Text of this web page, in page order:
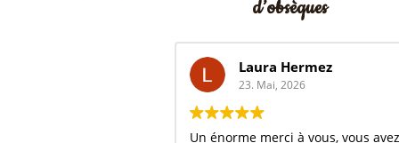
d’obsèques
Un énorme merci à vous, vous avez
Très bien